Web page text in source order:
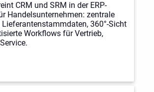
CRM und SRM in der ERP-
Handelsunternehmen: zentrale
Lieferantenstammdaten, 360°-Sicht
Workflows für Vertrieb,